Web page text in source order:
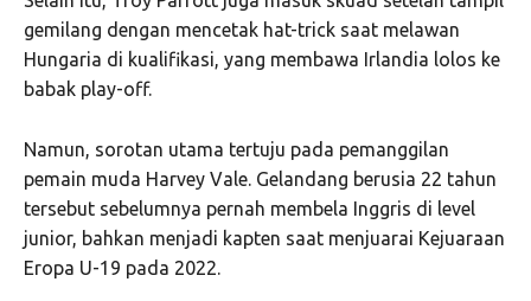
gemilang dengan mencetak hat-trick saat melawan
Hungaria di kualifikasi, yang membawa Irlandia lolos ke
babak play-off.
Namun, sorotan utama tertuju pada pemanggilan
pemain muda Harvey Vale. Gelandang berusia 22 tahun
tersebut sebelumnya pernah membela Inggris di level
junior, bahkan menjadi kapten saat menjuarai Kejuaraan
Eropa U-19 pada 2022.